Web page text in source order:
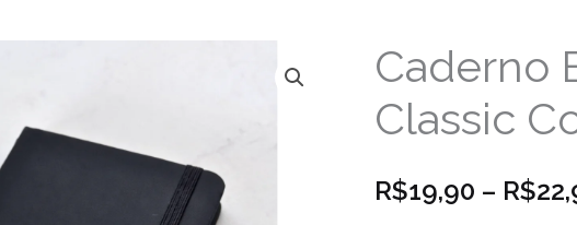
Caderno
Classic
R$19,90 – R$
Caderno
Executivo
Classic
quantidade